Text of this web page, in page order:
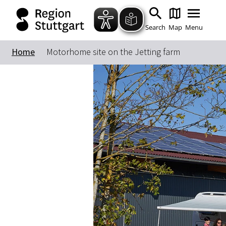
Search Map Menu
Home Motorhome site on the Jetting farm